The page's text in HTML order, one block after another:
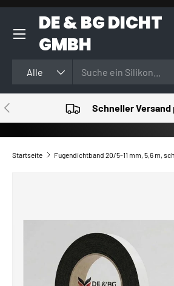
DIREKT ZUM INHALT
DE & BG DICHT
GMBH
Alle
VORHERIGE Schneller Versand
Startseite Fugendichtband 20/5-11 mm, 5,6 m,